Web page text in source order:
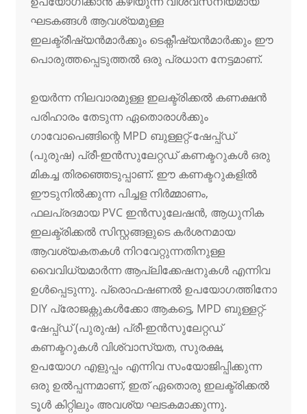
ഘടകങ്ങൾ ആവശ്യമുള്ള
ഇലക്ട്രീഷ്യൻമാർക്കും ടെക്നീഷ്യൻമാർക്കും ഈ
പൊരുത്തപ്പെടുത്തൽ ഒരു പ്രധാന നേട്ടമാണ്.
ഉയർന്ന നിലവാരമുള്ള ഇലക്ട്രിക്കൽ കണക്ഷൻ
പരിഹാരം തേടുന്ന ഏതൊരാൾക്കും
ഗാവോപെങ്ങിന്റെ MPD ബുള്ളറ്റ്-ഷേപ്പ്ഡ്
(പുരുഷ) പ്രീ-ഇൻസുലേറ്റഡ് കണക്ടറുകൾ ഒരു
മികച്ച തിരഞ്ഞെടുപ്പാണ്. ഈ കണക്ടറുകളിൽ
ഈടുനിൽക്കുന്ന പിച്ചള നിർമ്മാണം,
ഫലപ്രദമായ PVC ഇൻസുലേഷൻ, ആധുനിക
ഇലക്ട്രിക്കൽ സിസ്റ്റങ്ങളുടെ കർശനമായ
ആവശ്യകതകൾ നിറവേറ്റുന്നതിനുള്ള
വൈവിധ്യമാർന്ന ആപ്ലിക്കേഷനുകൾ എന്നിവ
ഉൾപ്പെടുന്നു. പ്രൊഫഷണൽ ഉപയോഗത്തിനോ
DIY പ്രോജക്റ്റുകൾക്കോ ​​ആകട്ടെ, MPD ബുള്ളറ്റ്-
ഷേപ്പ്ഡ് (പുരുഷ) പ്രീ-ഇൻസുലേറ്റഡ്
കണക്ടറുകൾ വിശ്വാസ്യത, സുരക്ഷ,
ഉപയോഗ എളുപ്പം എന്നിവ സംയോജിപ്പിക്കുന്ന
ഒരു ഉൽപ്പന്നമാണ്, ഇത് ഏതൊരു ഇലക്ട്രിക്കൽ
ടൂൾ കിറ്റിലും അവശ്യ ഘടകമാക്കുന്നു.